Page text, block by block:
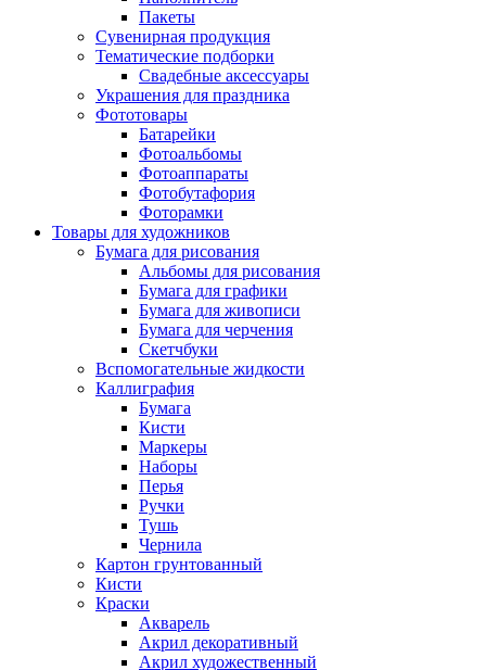
Пакеты
Сувенирная продукция
Тематические подборки
Свадебные аксессуары
Украшения для праздника
Фототовары
Батарейки
Фотоальбомы
Фотоаппараты
Фотобутафория
Фоторамки
Товары для художников
Бумага для рисования
Альбомы для рисования
Бумага для графики
Бумага для живописи
Бумага для черчения
Скетчбуки
Вспомогательные жидкости
Каллиграфия
Бумага
Кисти
Маркеры
Наборы
Перья
Ручки
Тушь
Чернила
Картон грунтованный
Кисти
Краски
Акварель
Акрил декоративный
Акрил художественный